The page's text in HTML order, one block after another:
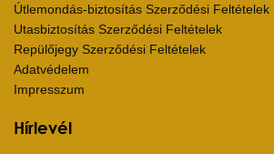
Útlemondás-biztosítás Szerződési Feltételek
Utasbiztosítás Szerződési Feltételek
Repülőjegy Szerződési Feltételek
Adatvédelem
Impresszum
Hírlevél